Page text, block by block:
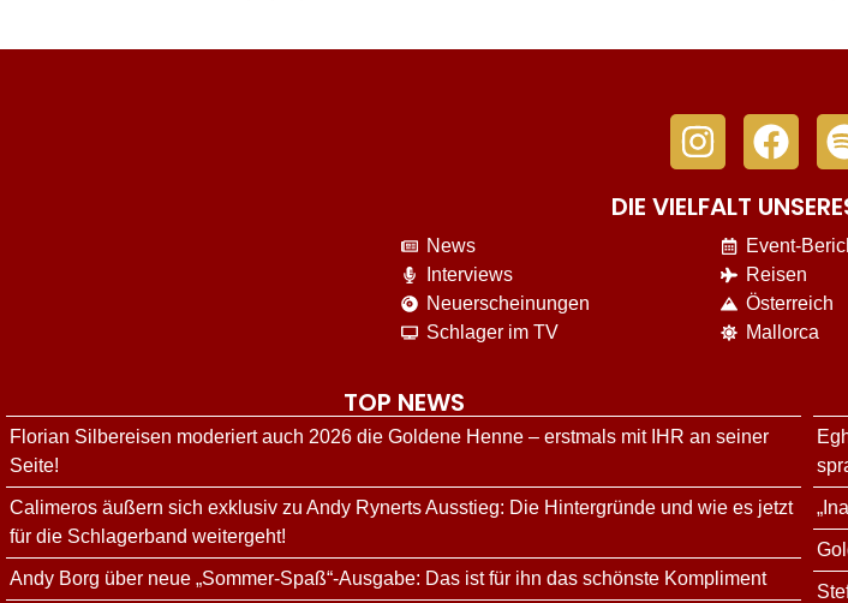
DIE VIELFALT
News
Interviews
Neuerscheinungen
Schlager im TV
Event-
Reisen
Österreich
Mallorca
TOP NEWS
Florian Silbereisen moderiert auch 2026 die Goldene Henne – erstmals mit IHR an seiner
Seite!
Calimeros äußern sich exklusiv zu Andy Rynerts Ausstieg: Die Hintergründe und wie es jetzt
für die Schlagerband weitergeht!
Andy Borg über neue „Sommer-Spaß“-Ausgabe: Das ist für ihn das schönste Kompliment